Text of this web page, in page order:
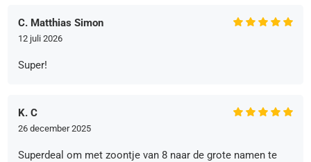
C. Matthias Simon
12 juli 2026
Super!
K. C
26 december 2025
Superdeal om met zoontje van 8 naar de grote namen te